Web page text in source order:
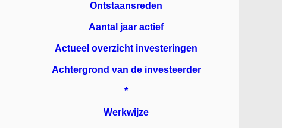
Ontstaansreden
Aantal jaar actief
Actueel overzicht investeringen
Achtergrond van de investeerder
*
Werkwijze